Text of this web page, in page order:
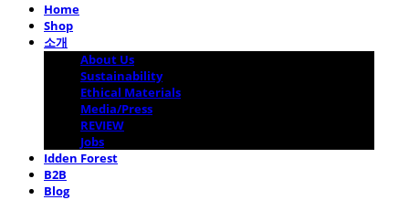
Home
Shop
소개
About Us
Sustainability
Ethical Materials
Media/Press
REVIEW
Jobs
Idden Forest
B2B
Blog